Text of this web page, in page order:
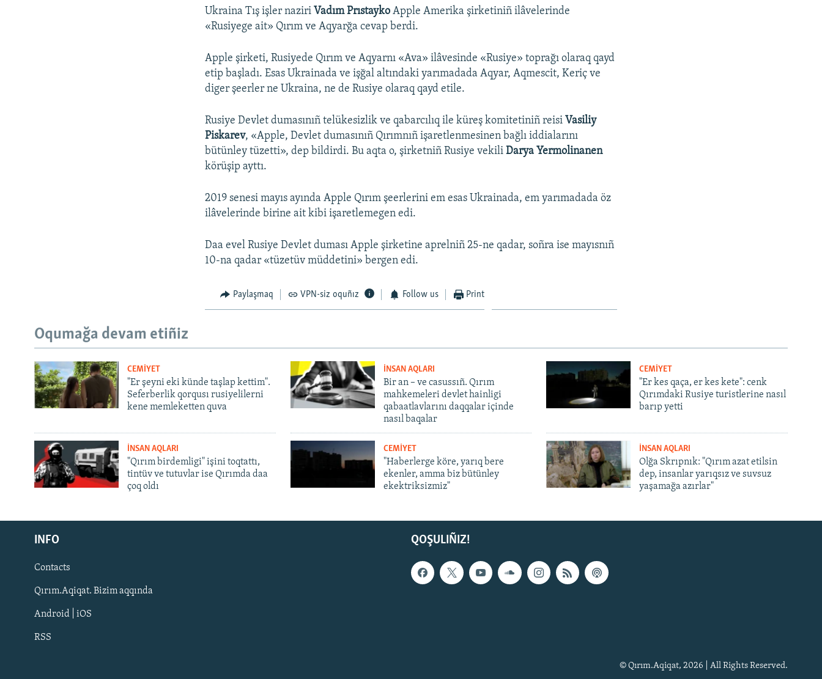
Русский
Українською
QOŞULIÑIZ!
Ukraina Tış işler naziri Vadım PrıstaykoApple Amerika şirketiniñ ilâvelerinde
«Rusiyege ait» Qırım ve Aqyarğa cevap berdi.
Apple şirketi, Rusiyede Qırım ve Aqyarnı «Ava» ilâvesinde «Rusiye» toprağı olaraq qayd
etip başladı. Esas Ukrainada ve işğal altındaki yarımadada Aqyar, Aqmescit, Keriç ve
diger şeerler ne Ukraina, ne de Rusiye olaraq qayd etile.
Rusiye Devlet dumasınıñ telükesizlik ve qabarcılıq ile küreş komitetiniñ reisi Vasiliy
Piskarev, «Apple, Devlet dumasınıñ Qırımnıñ işaretlenmesinen bağlı iddialarını
bütünley tüzetti», dep bildirdi. Bu aqta o, şirketniñ Rusiye vekiliDarya Yermolinanen
körüşip ayttı.
2019 senesi mayıs ayında Apple Qırım şeerlerini em esas Ukrainada, em yarımadada öz
ilâvelerinde birine ait kibi işaretlemegen edi.
Daa evel Rusiye Devlet duması Apple şirketine aprelniñ 25-ne qadar, soñra ise mayısnıñ
10-na qadar «tüzetüv müddetini» bergen edi.
Paylaşmaq VPN-siz oquñız Follow us Print
Oqumağa devam etiñiz
CEMİYET
"Er şeyni eki künde taşlap kettim".
Seferberlik qorqusı rusiyelilerni
kene memleketten quva
İNSAN AQLARI
Bir an – ve casussıñ. Qırım
mahkemeleri devlet hainligi
qabaatlavlarını daqqalar içinde
nasıl baqalar
CEMİYET
"Er kes qaça, er kes kete": cenk
Qırımdaki Rusiye turistlerine nasıl
barıp yetti
İNSAN AQLARI
"Qırım birdemligi" işini toqtattı,
tintüv ve tutuvlar ise Qırımda daa
çoq oldı
CEMİYET
"Haberlerge köre, yarıq bere
ekenler, amma biz bütünley
ekektriksizmiz"
İNSAN AQLARI
Olğa Skrıpnık: "Qırım azat etilsin
dep, insanlar yarıqsız ve suvsuz
yaşamağa azırlar"
QOŞULIÑIZ!
INFO
Contacts
Qırım.Aqiqat. Bizim aqqında
Android | iOS
RSS
© Qırım.Aqiqat, 2026 | All Rights Reserved.